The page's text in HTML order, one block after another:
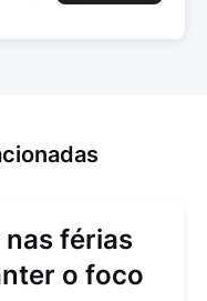
férias
o foco